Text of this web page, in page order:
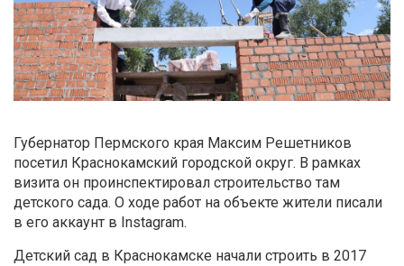
Губернатор Пермского края Максим Решетников
посетил Краснокамский городской округ. В рамках
визита он проинспектировал строительство там
детского сада. О ходе работ на объекте жители писали
в его аккаунт в Instagram.
Детский сад в Краснокамске начали строить в 2017